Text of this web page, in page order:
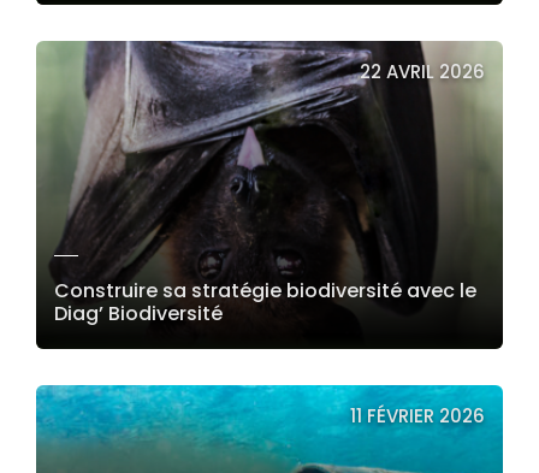
LIRE LA SUITE
22 AVRIL 2026
Construire sa stratégie biodiversité avec le
Diag’ Biodiversité
LIRE LA SUITE
11 FÉVRIER 2026